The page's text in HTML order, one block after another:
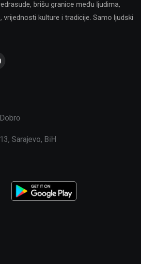
brišu granice među ljudima,
vrijednosti kulture i tradicije. Samo ljudski
Sarajevo, BiH